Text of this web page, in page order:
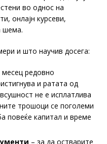
во однос на
онлајн курсеви,
шема.
и што научив досега:
месец редовно
и ратата од
не е исплатлива
трошоци се поголеми
повеќе капитал и време
– за да остварите